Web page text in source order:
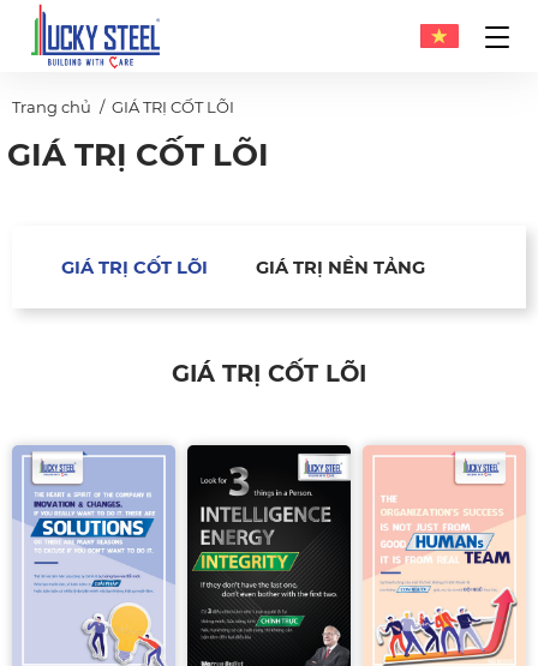
Trang chủ GIÁ TRỊ CỐT LÕI
GIÁ TRỊ CỐT LÕI
GIÁ TRỊ CỐT LÕI GIÁ TRỊ NỀN TẢNG
GIÁ TRỊ CỐT LÕI